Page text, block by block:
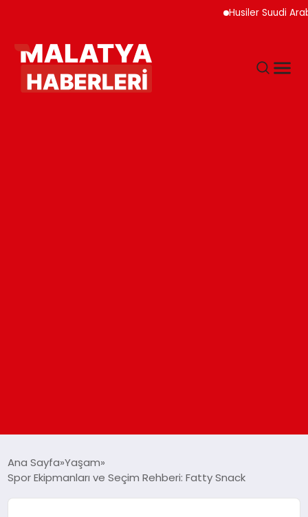
Husiler Suudi
Ana Sayfa Yaşam
Spor Ekipmanları ve Seçim Rehberi: Fatty Snack